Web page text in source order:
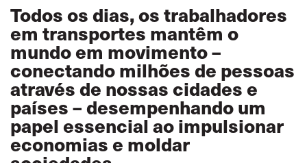
Todos os dias, os trabalhadores
em transportes mantêm o
mundo em movimento –
conectando milhões de pessoas
através de nossas cidades e
países – desempenhando um
papel essencial ao impulsionar
economias e moldar